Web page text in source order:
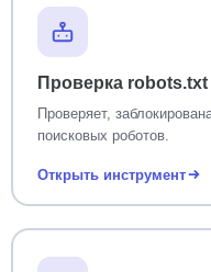
Проверка robots.txt
Проверяет,
поисковых роботов.
Открыть инструмент